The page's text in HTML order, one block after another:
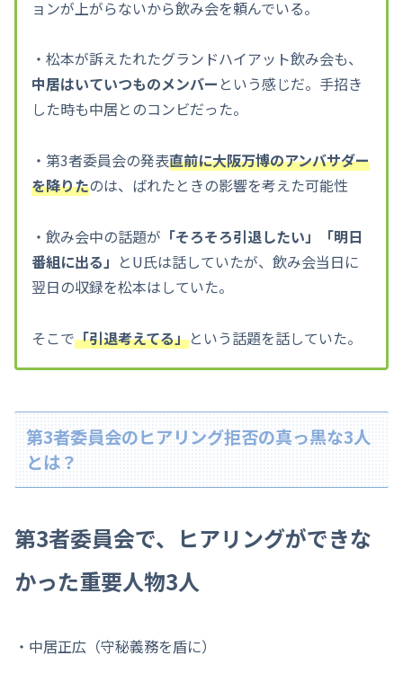
ョンが上がらないから飲み会を頼んでいる。
・松本が訴えたれたグランドハイアット飲み会も、
中居はいていつものメンバー という感じだ。手招き
した時も中居とのコンビだった。
・第3者委員会の発表直前に大阪万博のアンバサダー
を降りたのは、ばれたときの影響を考えた可能性
・飲み会中の話題が 「そろそろ引退したい」「明日
番組に出る」 とU氏は話していたが、飲み会当日に
翌日の収録を松本はしていた。
そこで「引退考えてる」という話題を話していた。
第3者委員会のヒアリング拒否の真っ黒な3人
とは？
第3者委員会で、ヒアリングができな
かった重要人物3人
・中居正広（守秘義務を盾に）